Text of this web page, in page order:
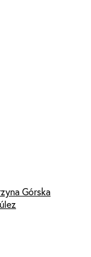
Górska